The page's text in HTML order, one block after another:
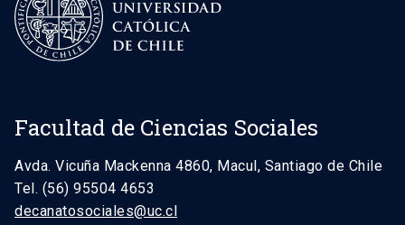
Facultad de Ciencias Sociales
Avda. Vicuña Mackenna 4860, Macul, Santiago de Chile
Tel. (56) 95504 4653
decanatosociales@uc.cl